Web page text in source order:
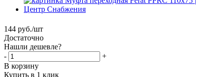
144 руб./шт
Достаточно
Нашли дешевле?
-
+
В корзину
Купить в 1 клик